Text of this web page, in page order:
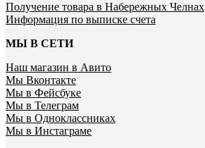
Получение товара в Набережных Челнах
Информация по выписке счета
МЫ В СЕТИ
Наш магазин в Авито
Мы Вконтакте
Мы в Фейсбуке
Мы в Телеграм
Мы в Одноклассниках
Мы в Инстаграме